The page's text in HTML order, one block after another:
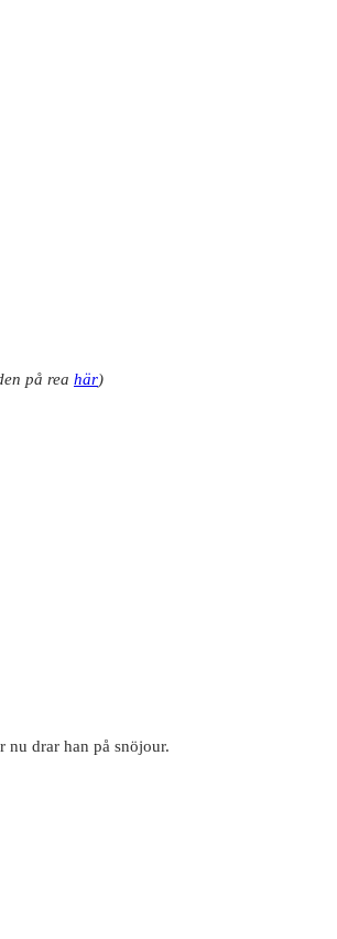
på rea här)
nu drar han på snöjour.